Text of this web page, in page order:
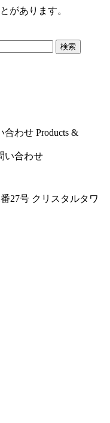
があります。
合わせ Products &
27号 クリスタルタワ